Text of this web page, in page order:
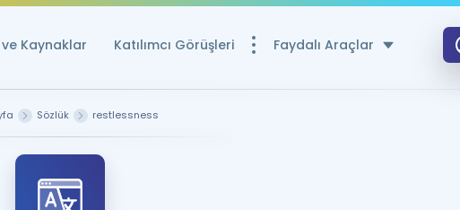
Kaynaklar Katılımcı Görüşleri Faydalı Araçlar
Ücretsiz Kaynaklar
Sözlük restlessness